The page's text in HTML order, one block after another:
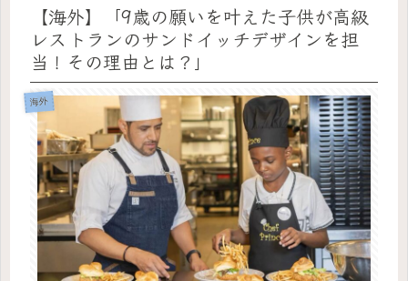
【海外】「9歳の願いを叶えた子供が高級
レストランのサンドイッチデザインを担
当！その理由とは？」
海外